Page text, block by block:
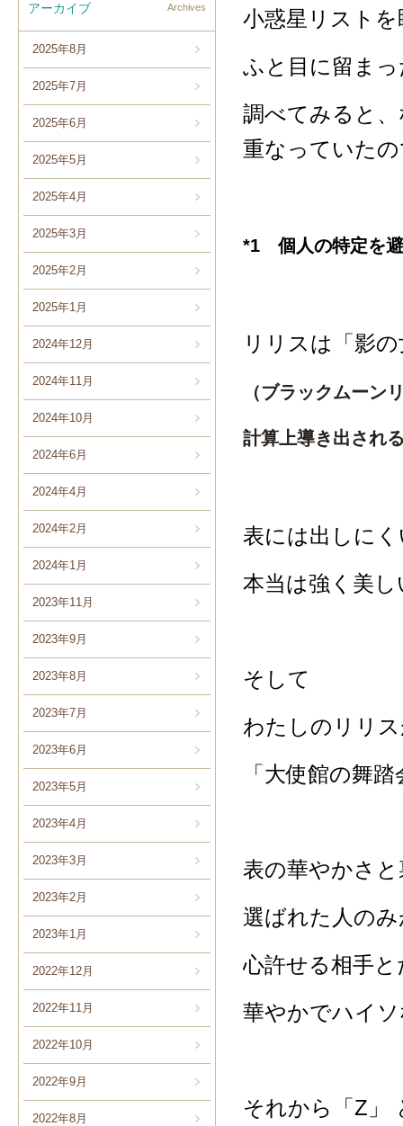
アーカイブ Archives
2025年8月
2025年7月
2025年6月
2025年5月
2025年4月
2025年3月
2025年2月
2025年1月
2024年12月
2024年11月
2024年10月
2024年6月
2024年4月
2024年2月
2024年1月
2023年11月
2023年9月
2023年8月
2023年7月
2023年6月
2023年5月
2023年4月
2023年3月
2023年2月
2023年1月
2022年12月
2022年11月
2022年10月
2022年9月
2022年8月
小惑星リスト
ふと目に留ま
調べてみると
重なっていた
*1 個人の特定を避
リリスは「影
（ブラックムーン
計算上導き出され
表には出しに
本当は強く美
そして
わたしのリリ
「大使館の舞
表の華やかさ
選ばれた人の
心許せる相手
華やかでハイ
それから「Z」